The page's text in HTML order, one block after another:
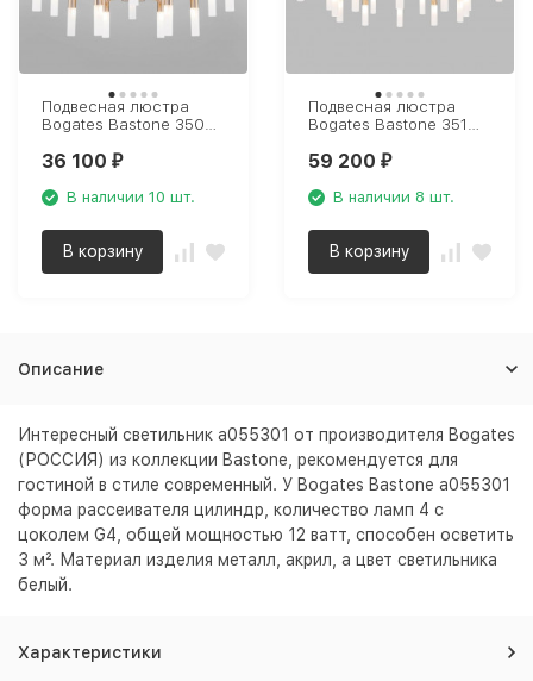
Подвесная люстра
Bogates Bastone 350
36 100 ₽
В наличии 10 шт.
В корзину
Подвесная люстра
Bogates Bastone 351
59 200 ₽
В наличии 8 шт.
В корзину
Описание
Интересный светильник a055301 от производителя Bogates
(РОССИЯ) из коллекции Bastone, рекомендуется для
гостиной в стиле современный. У Bogates Bastone a055301
форма рассеивателя цилиндр, количество ламп 4 с
цоколем G4, общей мощностью 12 ватт, способен осветить
3 м². Материал изделия металл, акрил, а цвет светильника
белый.
Характеристики